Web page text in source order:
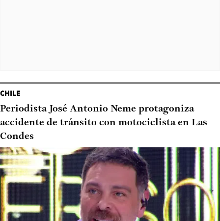
CHILE
Periodista José Antonio Neme protagoniza
accidente de tránsito con motociclista en Las
Condes